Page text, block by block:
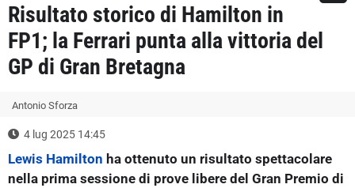
Risultato storico di Hamilton in
FP1; la Ferrari punta alla vittoria del
GP di Gran Bretagna
Antonio Sforza
4 lug 2025 14:45
Lewis Hamilton ha ottenuto un risultato spettacolare
nella prima sessione di prove libere del Gran Premio di